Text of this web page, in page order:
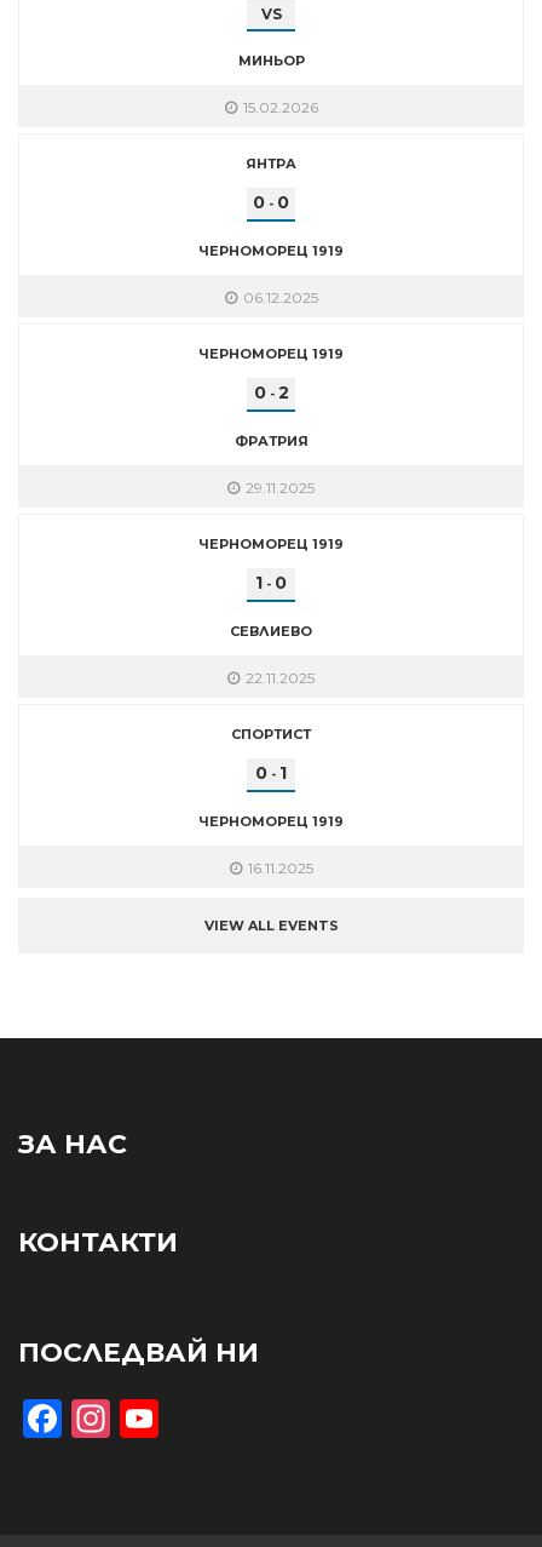
VS
МИНЬОР
15.02.2026
ЯНТРА
0 - 0
ЧЕРНОМОРЕЦ 1919
06.12.2025
ЧЕРНОМОРЕЦ 1919
0- 2
ФРАТРИЯ
29.11.2025
ЧЕРНОМОРЕЦ 1919
1 - 0
СЕВЛИЕВО
22.11.2025
СПОРТИСТ
0 - 1
ЧЕРНОМОРЕЦ 1919
16.11.2025
VIEW ALL EVENTS
ЗА НАС
КОНТАКТИ
ПОСЛЕДВАЙ НИ
Facebook
Instagram